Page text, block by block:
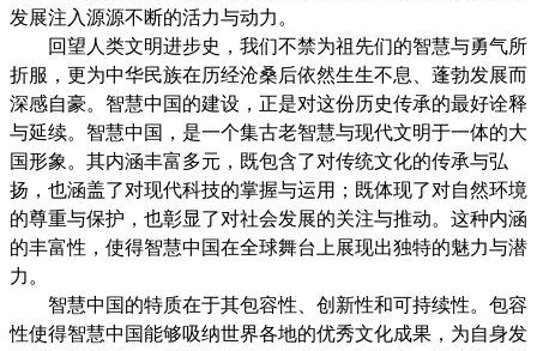
发展注入源源不断的活力与动力。
回望人类文明进步史，我们不禁为祖先们的智慧与勇气所
折服，更为中华民族在历经沧桑后依然生生不息、蓬勃发展而
深感自豪。智慧中国的建设，正是对这份历史传承的最好诠释
与延续。智慧中国，是一个集古老智慧与现代文明于一体的大
国形象。其内涵丰富多元，既包含了对传统文化的传承与弘
扬，也涵盖了对现代科技的掌握与运用；既体现了对自然环境
的尊重与保护，也彰显了对社会发展的关注与推动。这种内涵
的丰富性，使得智慧中国在全球舞台上展现出独特的魅力与潜
力。
智慧中国的特质在于其包容性、创新性和可持续性。包容
性使得智慧中国能够吸纳世界各地的优秀文化成果，为自身发